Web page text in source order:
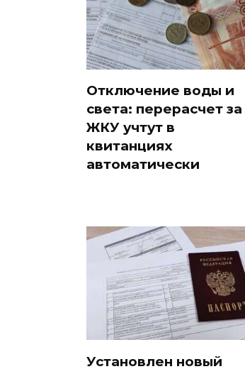
Отключение воды и
света: перерасчет за
ЖКУ учтут в
квитанциях
автоматически
Установлен новый